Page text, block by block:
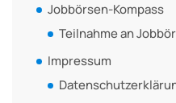
Jobbörsen-Kompass
Teilnahme an
Impressum